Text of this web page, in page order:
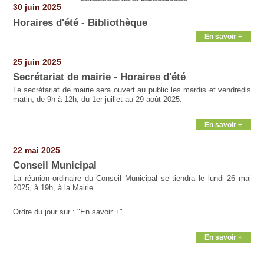
30 juin 2025
Horaires d'été - Bibliothèque
En savoir +
25 juin 2025
Secrétariat de mairie - Horaires d'été
Le secrétariat de mairie sera ouvert au public les mardis et vendredis
matin, de 9h à 12h, du 1er juillet au 29 août 2025.
En savoir +
22 mai 2025
Conseil Municipal
La réunion ordinaire du Conseil Municipal se tiendra le lundi 26 mai
2025, à 19h, à la Mairie.
Ordre du jour sur : "En savoir +".
En savoir +